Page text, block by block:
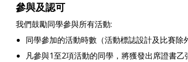
參與及認可
我們鼓勵同學參與所有活動:
同學參加的活動時數（活動標誌設計及比賽除
凡參與1至2項活動的同學，將獲發出席證書乙